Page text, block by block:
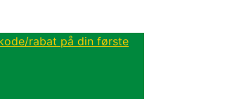
rabat på din første